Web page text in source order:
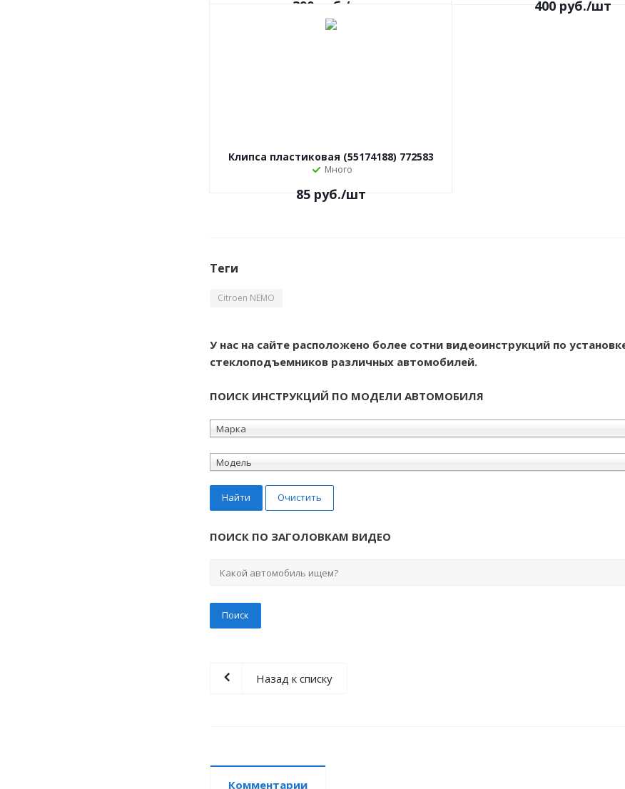
390 руб. /шт 400 руб./шт
Клипса пластиковая (55174188) 772583
Много
85 руб./шт
Теги
Citroen NEMO
У нас на сайте расположено более сотни видеоинструкций по
стеклоподъемников различных автомобилей.
ПОИСК ИНСТРУКЦИЙ ПО МОДЕЛИ АВТОМОБИЛЯ
Марка
Модель
Найти Очистить
ПОИСК ПО ЗАГОЛОВКАМ ВИДЕО
Назад к списку
Комментарии